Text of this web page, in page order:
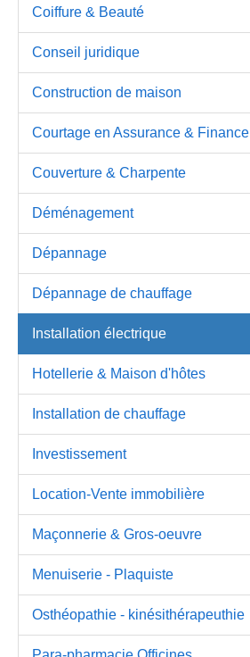
Coiffure & Beauté
Conseil juridique
Construction de maison
Courtage en Assurance & Finance
Couverture & Charpente
Déménagement
Dépannage
Dépannage de chauffage
Installation électrique
Hotellerie & Maison d'hôtes
Installation de chauffage
Investissement
Location-Vente immobilière
Maçonnerie & Gros-oeuvre
Menuiserie - Plaquiste
Osthéopathie - kinésithérapeuthie